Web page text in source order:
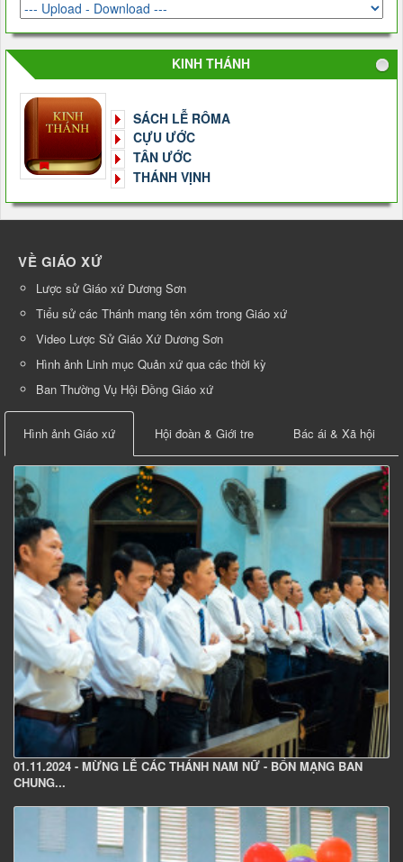
KINH THÁNH
SÁCH LỄ RÔMA
CỰU ƯỚC
TÂN ƯỚC
THÁNH VỊNH
VỀ GIÁO XỨ
Lược sử Giáo xứ Dương Sơn
Tiểu sử các Thánh mang tên xóm trong Giáo xứ
Video Lược Sử Giáo Xứ Dương Sơn
Hình ảnh Linh mục Quản xứ qua các thời kỳ
Ban Thường Vụ Hội Đồng Giáo xứ
Hình ảnh Giáo xứ Hội đoàn & Giới tre Bác ái & Xã hội
01.11.2024 - MỪNG LỄ CÁC THÁNH NAM NỮ - BỔN MẠNG BAN
CHUNG...